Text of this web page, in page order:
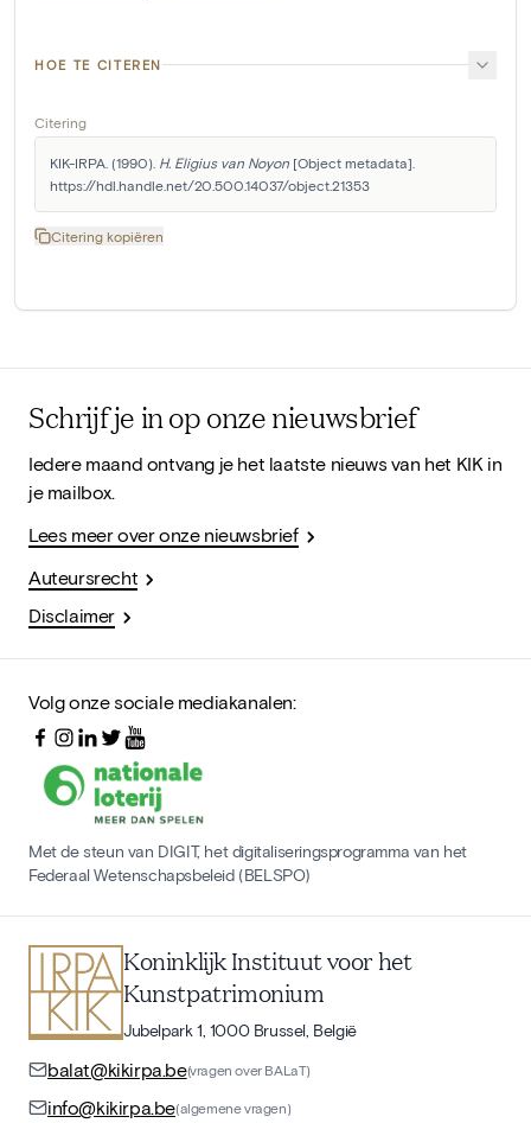
HOE TE CITEREN
Citering
KIK-IRPA. (1990). H. Eligius van Noyon [Object metadata].
https://hdl.handle.net/20.500.14037/object.21353
Citering kopiëren
Schrijf je in op onze nieuwsbrief
Iedere maand ontvang je het laatste nieuws van het KIK in
je mailbox.
Lees meer over onze nieuwsbrief
Auteursrecht
Disclaimer
Volg onze sociale mediakanalen:
Met de steun van DIGIT, het digitaliseringsprogramma van het
Federaal Wetenschapsbeleid (BELSPO)
Koninklijk Instituut voor het
Kunstpatrimonium
Jubelpark 1, 1000 Brussel, België
balat@kikirpa.be(vragen over BALaT)
info@kikirpa.be(algemene vragen)